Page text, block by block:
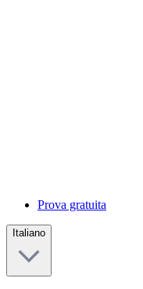
Prova gratuita
Italiano